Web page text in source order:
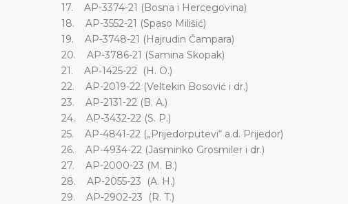
17. AP-3374-21 (Bosna i Hercegovina)
18. AP-3552-21 (Spaso Milišić)
19. AP-3748-21 (Hajrudin Čampara)
20. AP-3786-21 (Samina Skopak)
21. AP-1425-22 (H. O.)
22. AP-2019-22 (Veltekin Bosović i dr.)
23. AP-2131-22 (B. A.)
24. AP-3432-22 (S. P.)
25. AP-4841-22 („Prijedorputevi“ a.d. Prijedor)
26. AP-4934-22 (Jasminko Grosmiler i dr.)
27. AP-2000-23 (M. B.)
28. AP-2055-23 (A. H.)
29. AP-2902-23 (R. T.)